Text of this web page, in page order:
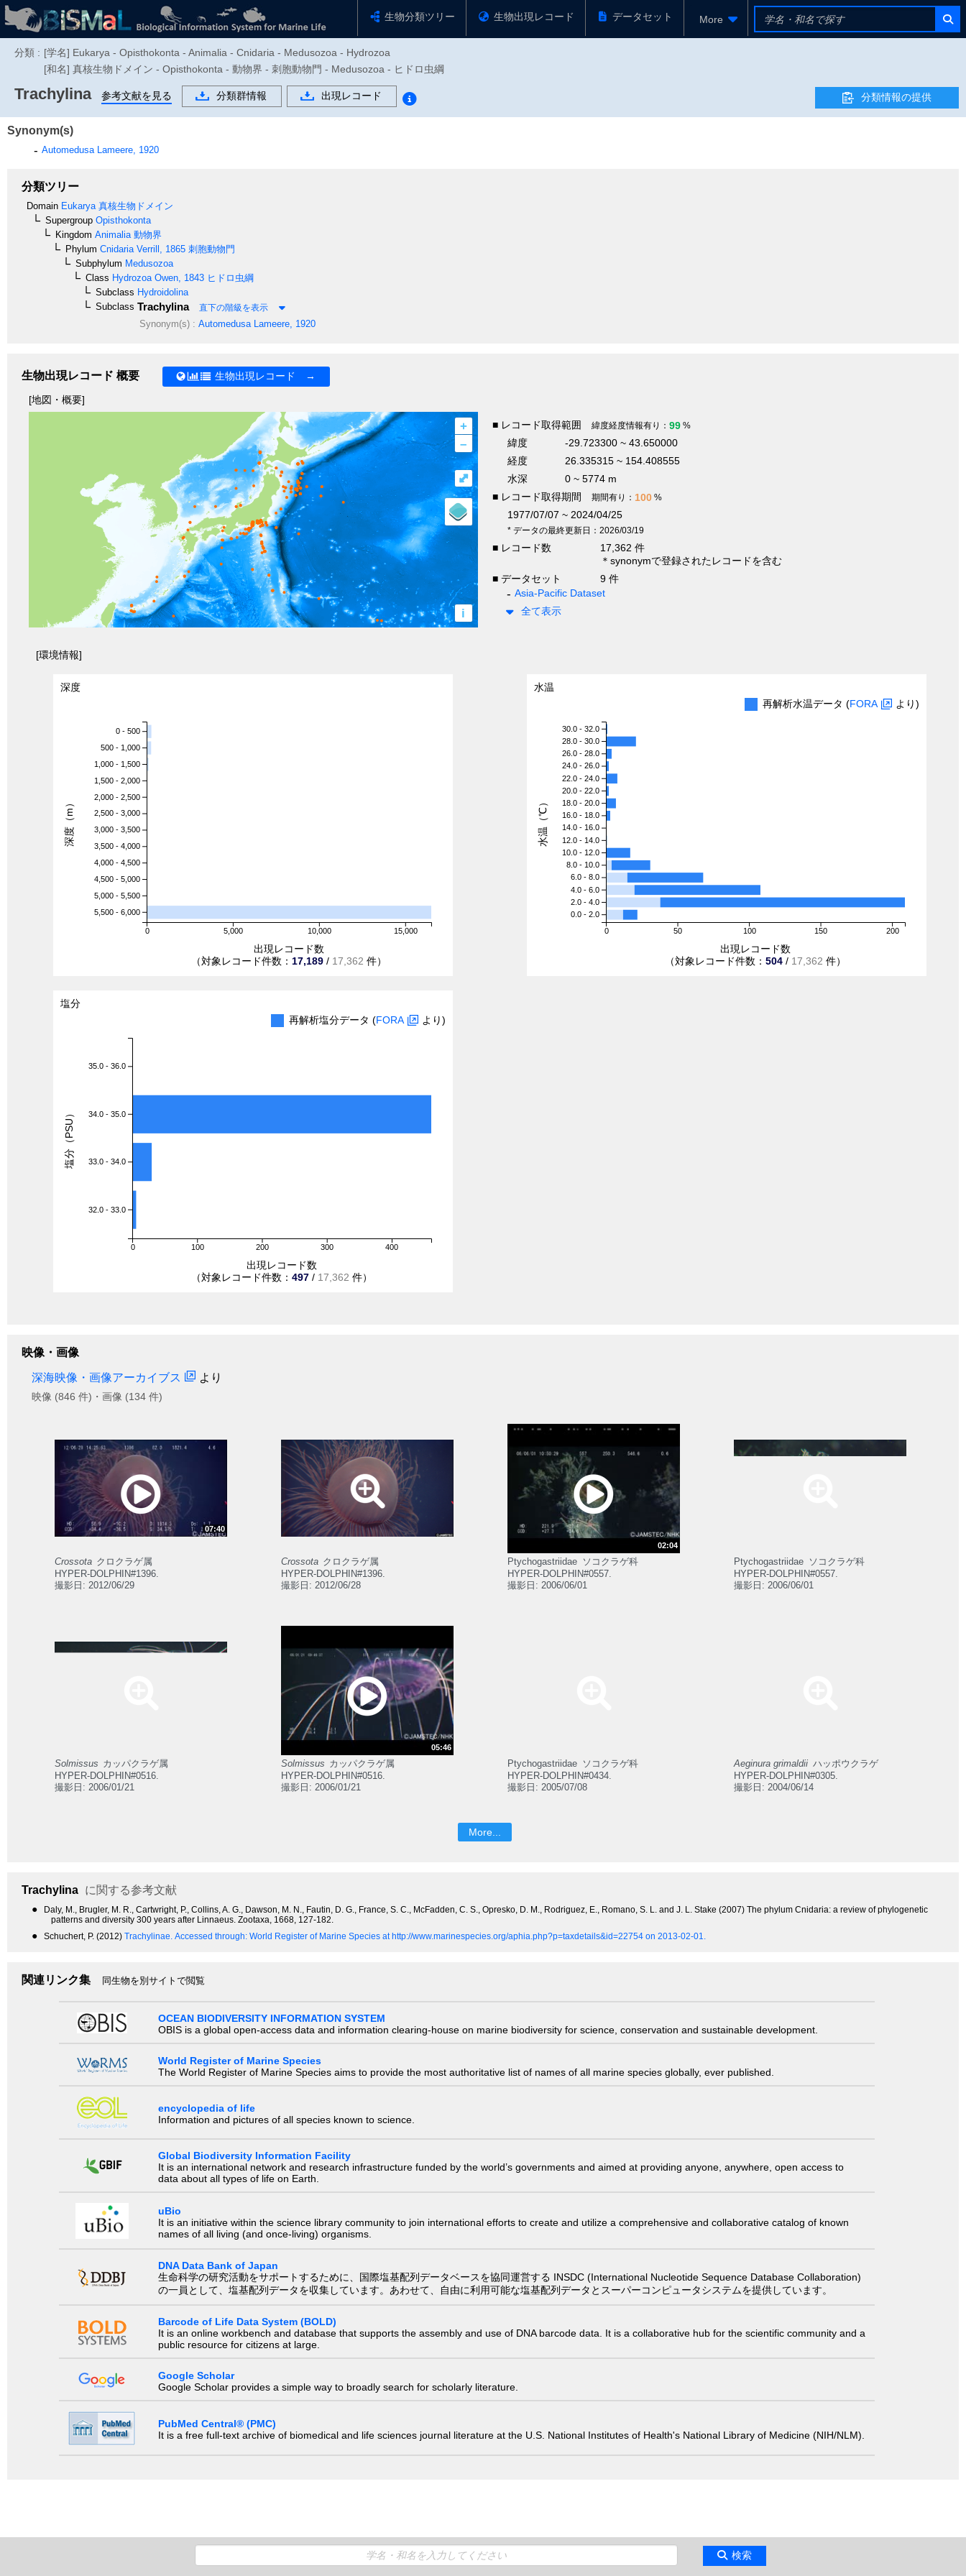
生物分類ツリー 生物出現レコード データセット More
分類 : [学名] Eukarya - Opisthokonta - Animalia - Cnidaria - Medusozoa - Hydrozoa
[和名] 真核生物ドメイン - Opisthokonta - 動物界 - 刺胞動物門 - Medusozoa - ヒドロ虫綱
Trachylina 参考文献を見る 分類群情報 出現レコード 分類情報の提供
Synonym(s)
Automedusa Lameere, 1920
分類ツリー
Domain Eukarya 真核生物ドメイン
Supergroup Opisthokonta
Kingdom Animalia 動物界
Phylum Cnidaria Verrill, 1865 刺胞動物門
Subphylum Medusozoa
Class Hydrozoa Owen, 1843 ヒドロ虫綱
Subclass Hydroidolina
Subclass Trachylina 直下の階級を表示
Synonym(s) : AutomedusaLameere, 1920
生物出現レコード 概要 生物出現レコード →
[地図・概要]
+
–
i
⤢
■ レコード取得範囲 緯度経度情報有り： 99 %
緯度
-29.723300 ~ 43.650000
経度
26.335315 ~ 154.408555
水深
0 ~ 5774 m
■ レコード取得期間
期間有り： 100 %
1977/07/07 ~ 2024/04/25
* データの最終更新日：2026/03/19
■ レコード数
17,362 件
＊synonymで登録されたレコードを含む
■ データセット
9 件
Asia-Pacific Dataset
全て表示
[環境情報]
深度
0 5,000 10,000 15,000
0 - 500
500 - 1,000
1,000 - 1,500
1,500 - 2,000
2,000 - 2,500
2,500 - 3,000
3,000 - 3,500
3,500 - 4,000
4,000 - 4,500
4,500 - 5,000
5,000 - 5,500
5,500 - 6,000
出現レコード数
（対象レコード件数： 17,189 / 17,362 件）
深度（m）
水温
再解析水温データ (FORA より)
0 50 100 150 200
30.0 - 32.0
28.0 - 30.0
26.0 - 28.0
24.0 - 26.0
22.0 - 24.0
20.0 - 22.0
18.0 - 20.0
16.0 - 18.0
14.0 - 16.0
12.0 - 14.0
10.0 - 12.0
8.0 - 10.0
6.0 - 8.0
4.0 - 6.0
2.0 - 4.0
0.0 - 2.0
出現レコード数
（対象レコード件数：504 / 17,362 件）
水温（℃）
塩分
再解析塩分データ (FORA より)
0 100 200 300 400
35.0 - 36.0
34.0 - 35.0
33.0 - 34.0
32.0 - 33.0
出現レコード数
（対象レコード件数： 497 / 17,362 件）
塩分（PSU）
映像・画像
深海映像・画像アーカイブス より
映像 (846 件)・画像 (134 件)
Crossota クロクラゲ属
HYPER-DOLPHIN#1396.
撮影日: 2012/06/29
Crossota クロクラゲ属
HYPER-DOLPHIN#1396.
撮影日: 2012/06/28
02:04
Ptychogastriidae ソコクラゲ科
HYPER-DOLPHIN#0557.
撮影日: 2006/06/01
Ptychogastriidae ソコクラゲ科
HYPER-DOLPHIN#0557.
撮影日: 2006/06/01
Solmissus カッパクラゲ属
HYPER-DOLPHIN#0516.
撮影日: 2006/01/21
05:46
Solmissus カッパクラゲ属
HYPER-DOLPHIN#0516.
撮影日: 2006/01/21
Ptychogastriidae ソコクラゲ科
HYPER-DOLPHIN#0434.
撮影日: 2005/07/08
Aeginura grimaldii ハッポウクラゲ
HYPER-DOLPHIN#0305.
撮影日: 2004/06/14
More...
Trachylina に関する参考文献
●
Daly, M., Brugler, M. R., Cartwright, P., Collins, A. G., Dawson, M. N., Fautin, D. G., France, S. C., McFadden, C. S., Opresko, D. M., Rodriguez, E., Romano, S. L. and J. L. Stake (2007) The phylum Cnidaria: a review of phylogenetic
patterns and diversity 300 years after Linnaeus. Zootaxa, 1668, 127-182.
● Schuchert, P. (2012) Trachylinae. Accessed through: World Register of Marine Species at http://www.marinespecies.org/aphia.php?p=taxdetails&id=22754 on 2013-02-01.
関連リンク集 同生物を別サイトで閲覧
OCEAN BIODIVERSITY INFORMATION SYSTEM
OBIS is a global open-access data and information clearing-house on marine biodiversity for science, conservation and sustainable development.
World Register of Marine Species
The World Register of Marine Species aims to provide the most authoritative list of names of all marine species globally, ever published.
encyclopedia of life
Information and pictures of all species known to science.
Global Biodiversity Information Facility
It is an international network and research infrastructure funded by the world’s governments and aimed at providing anyone, anywhere, open access to
data about all types of life on Earth.
uBio
It is an initiative within the science library community to join international efforts to create and utilize a comprehensive and collaborative catalog of known
names of all living (and once-living) organisms.
DNA Data Bank of Japan
生命科学の研究活動をサポートするために、国際塩基配列データベースを協同運営する INSDC (International Nucleotide Sequence Database Collaboration)
の一員として、塩基配列データを収集しています。あわせて、自由に利用可能な塩基配列データとスーパーコンピュータシステムを提供しています。
Barcode of Life Data System (BOLD)
It is an online workbench and database that supports the assembly and use of DNA barcode data. It is a collaborative hub for the scientific community and a
public resource for citizens at large.
Google Scholar
Google Scholar provides a simple way to broadly search for scholarly literature.
PubMed Central® (PMC)
It is a free full-text archive of biomedical and life sciences journal literature at the U.S. National Institutes of Health's National Library of Medicine (NIH/NLM).
検索